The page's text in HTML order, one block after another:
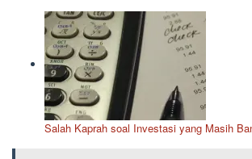
Salah Kaprah soal Investasi yang Masih